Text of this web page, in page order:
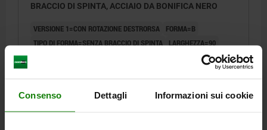
Consenso Dettagli Informazioni sui cookie
BRACCIO DI SPINTA, ACCIAIO DA BONIFICA NERO
VERSIONE 1=CON ROTAZIONE DESTRORSA
FORMA=B
TIPO DI FORMA=SENZA BRACCIO DI SPINTA LARGHEZZA=90
H2=31
04364-05-0060